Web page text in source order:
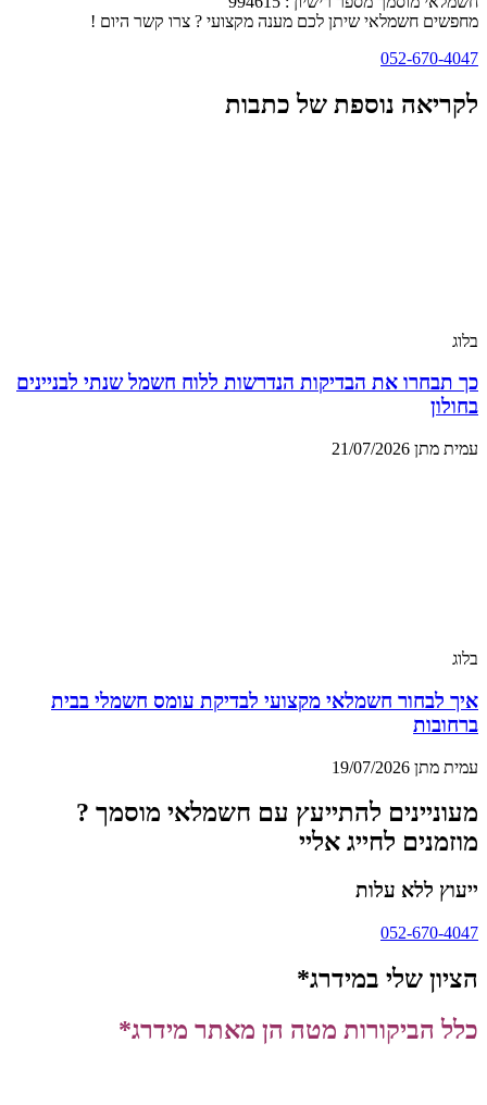
מחפשים חשמלאי שיתן לכם מענה מקצועי ? צרו קשר היום !
052-670-4047
לקריאה נוספת של כתבות
בלוג
כך תבחרו את הבדיקות הנדרשות ללוח חשמל שנתי לבניינים
בחולון
עמית מתן 21/07/2026
בלוג
איך לבחור חשמלאי מקצועי לבדיקת עומס חשמלי בבית
ברחובות
עמית מתן 19/07/2026
מעוניינים להתייעץ עם חשמלאי מוסמך ?
מוזמנים לחייג אליי
ייעוץ ללא עלות
052-670-4047
הציון שלי במידרג*
כלל הביקורות מטה הן מאתר מידרג*